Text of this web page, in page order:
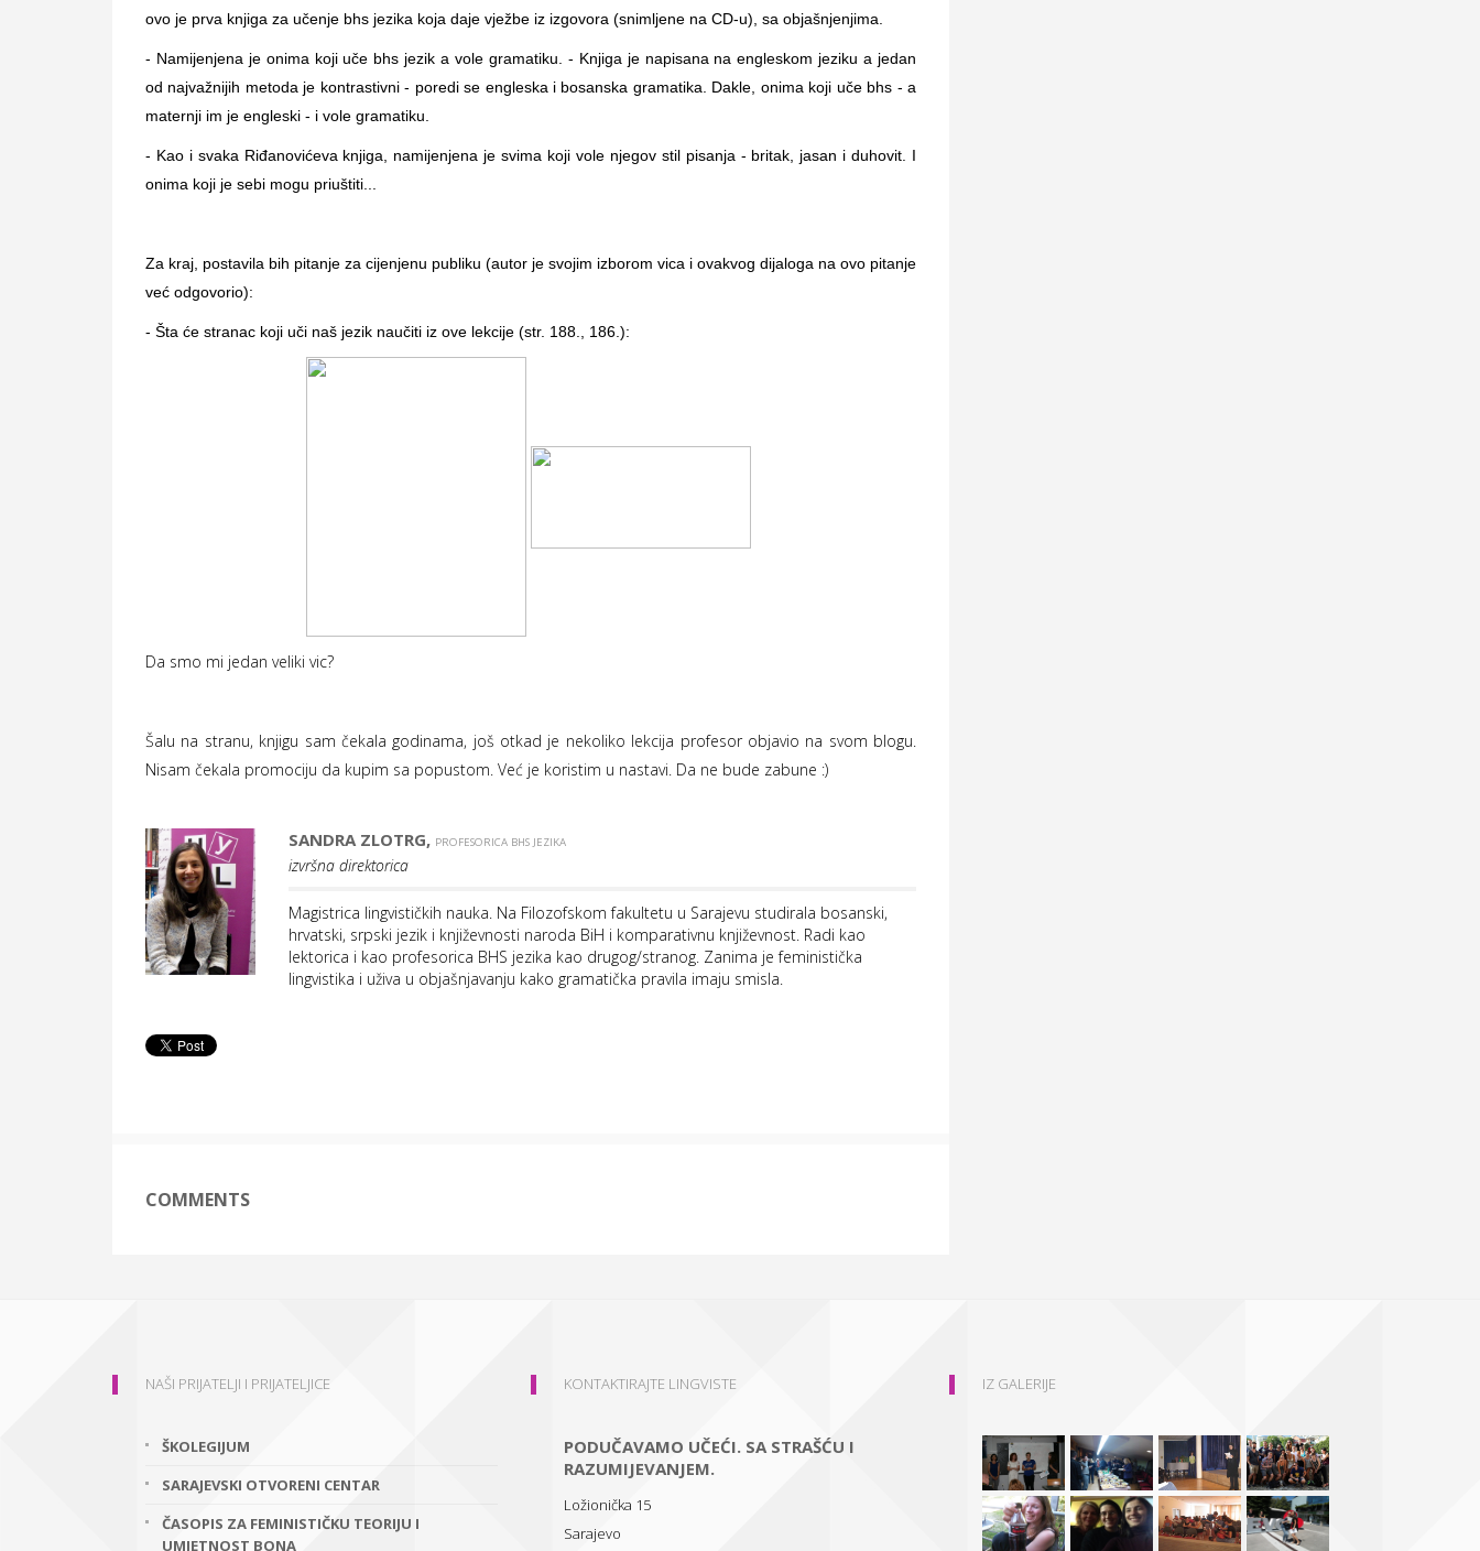
ovo je prva knjiga za učenje bhs jezika koja daje vježbe iz izgovora (snimljene na CD-u), sa objašnjenjima.
- Namijenjena je onima koji uče bhs jezik a vole gramatiku. - Knjiga je napisana na engleskom jeziku a jedan
od najvažnijih metoda je kontrastivni - poredi se engleska i bosanska gramatika. Dakle, onima koji uče bhs - a
maternji im je engleski - i vole gramatiku.
- Kao i svaka Riđanovićeva knjiga, namijenjena je svima koji vole njegov stil pisanja - britak, jasan i duhovit. I
onima koji je sebi mogu priuštiti...
Za kraj, postavila bih pitanje za cijenjenu publiku (autor je svojim izborom vica i ovakvog dijaloga na ovo pitanje
već odgovorio):
- Šta će stranac koji uči naš jezik naučiti iz ove lekcije (str. 188., 186.):
Da smo mi jedan veliki vic?
Šalu na stranu, knjigu sam čekala godinama, još otkad je nekoliko lekcija profesor objavio na svom blogu.
Nisam čekala promociju da kupim sa popustom. Već je koristim u nastavi. Da ne bude zabune :)
SANDRA ZLOTRG, PROFESORICA BHS JEZIKA
izvršna direktorica
Magistrica lingvističkih nauka. Na Filozofskom fakultetu u Sarajevu studirala bosanski,
hrvatski, srpski jezik i književnosti naroda BiH i komparativnu književnost. Radi kao
lektorica i kao profesorica BHS jezika kao drugog/stranog. Zanima je feministička
lingvistika i uživa u objašnjavanju kako gramatička pravila imaju smisla.
COMMENTS
NAŠI PRIJATELJI I PRIJATELJICE
ŠKOLEGIJUM
SARAJEVSKI OTVORENI CENTAR
ČASOPIS ZA FEMINISTIČKU TEORIJU I
UMJETNOST BONA
KONTAKTIRAJTE LINGVISTE
PODUČAVAMO UČEĆI. SA STRAŠĆU I
RAZUMIJEVANJEM.
Ložionička 15
Sarajevo
IZ GALERIJE